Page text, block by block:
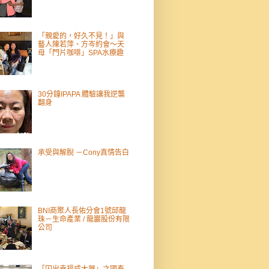
「親愛的，好久不見！」與
藝人陳若萍、方岑約會～天
母「門片咖啡」SPA水療趣
30分鐘IPAPA 體驗讓我逆襲
翻身
承受與解脫 －Cony真情告白
BNI商聚人長佑分會1號邱龍
珠－生命產業 / 龍巖股份有限
公司